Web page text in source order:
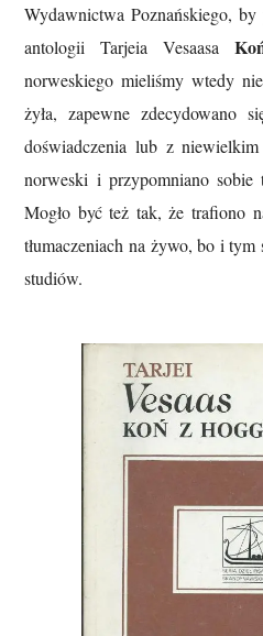
Wydawnictwa Poznańskiego, by
antologii Tarjeia Vesaasa
norweskiego mieliśmy wtedy
żyła, zapewne zdecydowano
doświadczenia lub z
norweski i przypomniano sobie
Mogło być też tak, że trafiono
tłumaczeniach na żywo, bo i
studiów.